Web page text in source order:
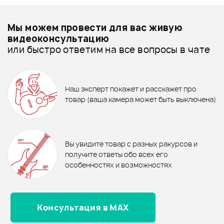
750 ₽
ЖИДКОСТЬ ДЛЯ ОЧИСТКИ
DUNLOP 654
В корзину
Ожидается
1 386 ₽
СТРУНЫ LA BELLA 7GPT
Рейтинг
Страна происхождения
1 525 ₽
Рейтинг
Страна происхождения
Отзывы
0.0
Оценка5
Струны для акустических гитар - дешевле
Струны для акустических гитар - дороже
Струны для акустических гитар - новинки
Мы можем провести для вас живую
видеоконсультацию
или быстро ответим на все вопросы в чате
Наш эксперт покажет и расскажет про
товар (ваша камера может быть выключена)
Вы увидите товар с разных ракурсов и
получите ответы обо всех его
особенностях и возможностях
Консультация в MAX